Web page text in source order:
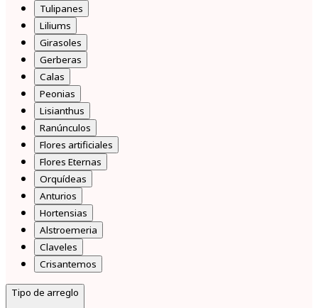
Tulipanes
Liliums
Girasoles
Gerberas
Calas
Peonias
Lisianthus
Ranúnculos
Flores artificiales
Flores Eternas
Orquídeas
Anturios
Hortensias
Alstroemeria
Claveles
Crisantemos
Tipo de arreglo